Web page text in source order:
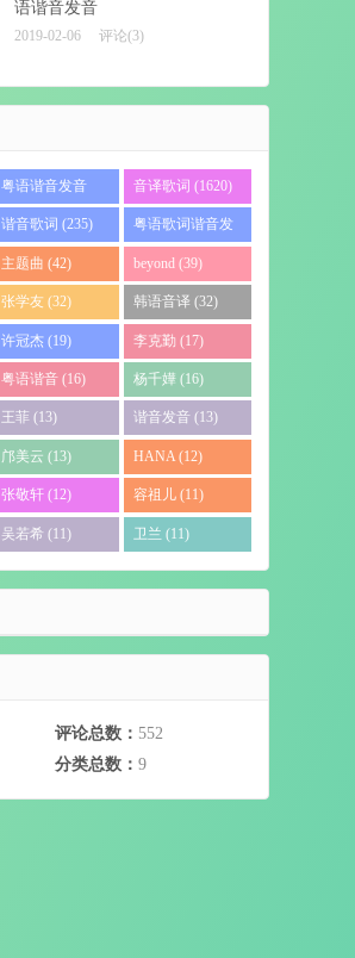
语谐音发音
2019-02-06 评论(3)
粤语谐音发音
(1751)
音译歌词 (1620)
谐音歌词 (235) 粤语歌词谐音发
音 (140)
主题曲 (42) beyond (39)
张学友 (32) 韩语音译 (32)
许冠杰 (19) 李克勤 (17)
粤语谐音 (16) 杨千嬅 (16)
王菲 (13) 谐音发音 (13)
邝美云 (13) HANA (12)
张敬轩 (12) 容祖儿 (11)
吴若希 (11) 卫兰 (11)
评论总数： 552
分类总数： 9